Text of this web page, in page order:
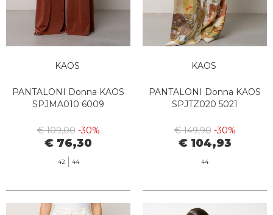
KAOS
PANTALONI Donna KAOS
SPJMA010 6009
€ 109,00 -30%
€ 76,30
42 44
KAOS
PANTALONI Donna KAOS
SPJTZ020 5021
€ 149,90 -30%
€ 104,93
44